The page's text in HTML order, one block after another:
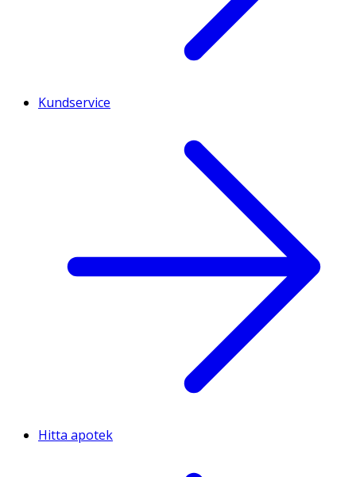
Kundservice
Hitta apotek